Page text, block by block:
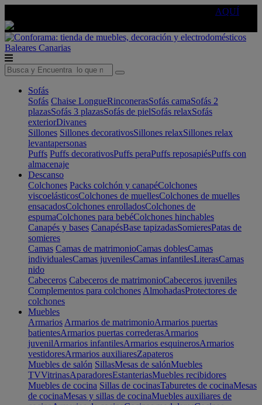
AQUÍ
Baleares Canarias
Sofás
Sofás Chaise LongueRinconerasSofás camaSofás 2
plazasSofás 3 plazasSofás de pielSofás relaxSofás
exteriorDivanes
Sillones Sillones decorativosSillones relaxSillones relax
levantapersonas
Puffs Puffs decorativosPuffs peraPuffs reposapiésPuffs con
almacenaje
Descanso
Colchones Packs colchón y canapéColchones
viscoelásticosColchones de muellesColchones de muelles
ensacadosColchones enrolladosColchones de
espumaColchones para bebéColchones hinchables
Canapés y bases CanapésBase tapizadasSomieresPatas de
somieres
Camas Camas de matrimonioCamas doblesCamas
individualesCamas juvenilesCamas infantilesLiterasCamas
nido
Cabeceros Cabeceros de matrimonioCabeceros juveniles
Complementos para colchones AlmohadasProtectores de
colchones
Muebles
Armarios Armarios de matrimonioArmarios puertas
batientesArmarios puertas correderasArmarios
juvenilArmarios infantilesArmarios esquinerosArmarios
vestidoresArmarios auxiliaresZapateros
Muebles de salón SillasMesas de salónMuebles
TVVitrinasAparadoresEstanteriasMuebles recibidores
Muebles de cocina Sillas de cocinasTaburetes de cocinaMesas
de cocinaMesas y sillas de cocinaMuebles auxiliares de